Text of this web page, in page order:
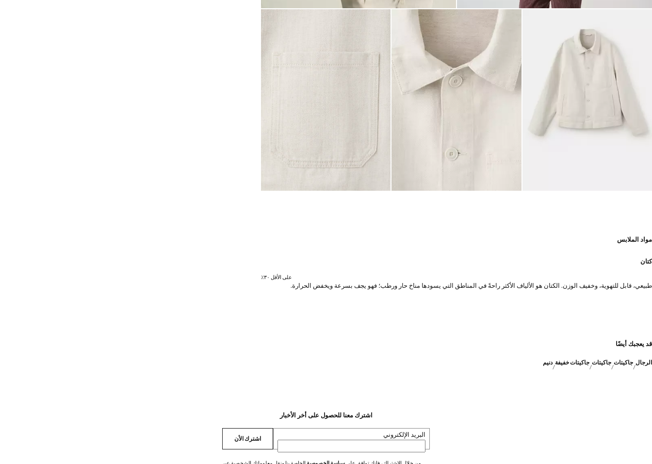
مواد الملابس
كتان
على الأقل ٣٠٪؜
طبيعي، قابل للتهوية، وخفيف الوزن. الكتان هو الألياف الأكثر راحةً في المناطق التي يسودها مناخ حار ورطب؛ فهو يجف بسرعة ويخفض الحرارة.
قد يعجبك أيضًا
الرجال جاكيتات جاكيتات جاكيتات خفيفة دنيم
اشترك معنا للحصول على أخر الأخبار
البريد الإلكتروني اشترك الأن